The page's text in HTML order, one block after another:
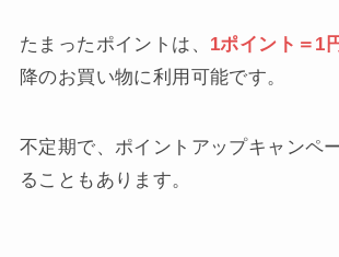
たまったポイントは、 1ポイント＝1
降のお買い物に利用可能です。
不定期で、ポイントアップキャンペ
ることもあります。